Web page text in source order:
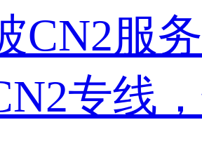
CN2服
专线